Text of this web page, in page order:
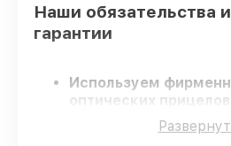
Наши обязательства
гарантии
Используем
оптических
только заводские